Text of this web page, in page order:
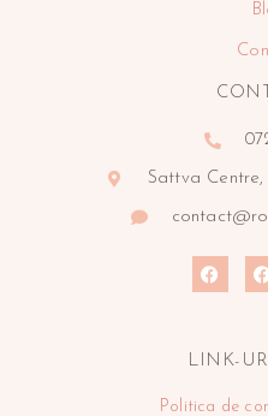
Sattva
LINK-
Politica de